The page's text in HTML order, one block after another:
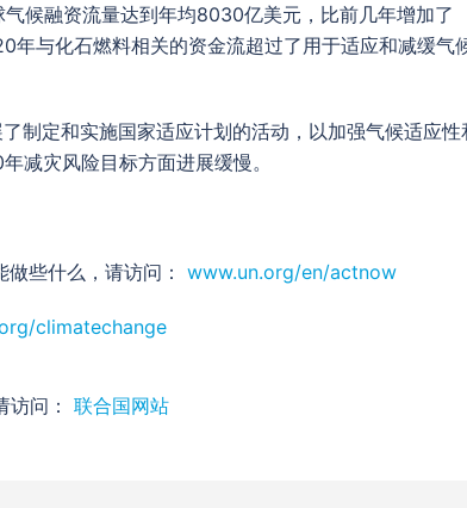
候融资流量达到年均8030亿美元，比前几年增加了
年与化石燃料相关的资金流超过了用于适应和减缓气
制定和实施国家适应计划的活动，以加强气候适应性
减灾风险目标方面进展缓慢。
些什么，请访问： www.un.org/en/actnow
climatechange
访问： 联合国网站